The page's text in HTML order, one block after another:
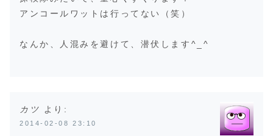
アンコールワットは行ってない（笑）
なんか、人混みを避けて、潜伏します^_^
カツ より:
2014-02-08 23:10